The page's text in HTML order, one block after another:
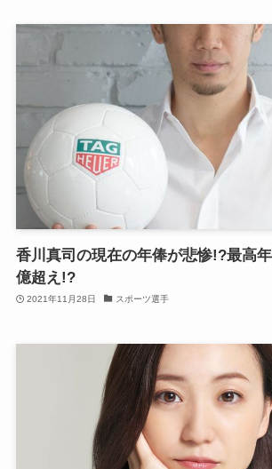
香川真司の現在の年俸が悲惨!?最高
億超え!?
2021年11月28日 スポーツ選手